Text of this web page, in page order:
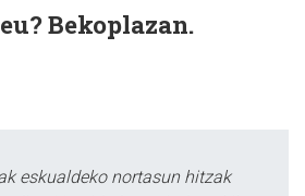
Bekoplazan.
eskualdeko nortasun hitzak